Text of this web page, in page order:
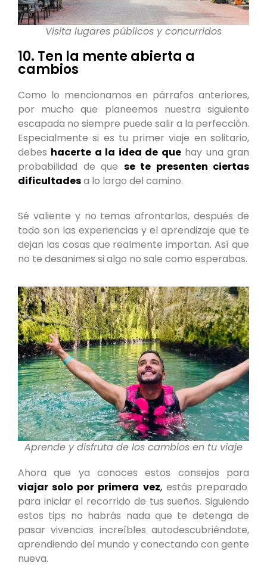
Visita lugares públicos y concurridos
10. Ten la mente abierta a
cambios
Como lo mencionamos en párrafos anteriores,
por mucho que planeemos nuestra siguiente
escapada no siempre puede salir a la perfección.
Especialmente si es tu primer viaje en solitario,
debes hacerte a la idea de quehay una gran
probabilidad de que se te presenten ciertas
dificultadesa lo largo del camino.
Sé valiente y no temas afrontarlos, después de
todo son las experiencias y el aprendizaje que te
dejan las cosas que realmente importan. Así que
no te desanimes si algo no sale como esperabas.
Aprende y disfruta de los cambios en tu viaje
Ahora que ya conoces estos consejos para
viajar solo por primera vez,estás preparado
para iniciar el recorrido de tus sueños. Siguiendo
estos tips no habrás nada que te detenga de
pasar vivencias increíbles autodescubriéndote,
aprendiendo del mundo y conectando con gente
nueva.